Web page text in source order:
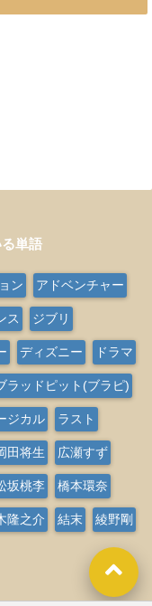
単語
ン アドベンチャー
ス ジブリ
ディズニー ドラマ
ラッドピット(ブラピ)
ジカル ラスト
田将生 広瀬すず
坂桃李 橋本環奈
隆之介 結末 綾野剛